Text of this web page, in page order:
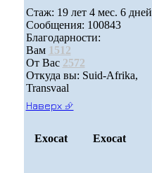
Стаж: 19 лет 4 мес. 6 дней
Сообщения: 100843
Благодарности:
Вам 1512
От Вас 2572
Откуда вы: Suid-Afrika,
Transvaal
Наверх ⮵
Exocat Exocat